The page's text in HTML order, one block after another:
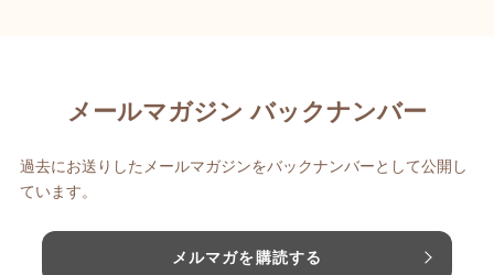
メールマガジン バックナンバー
過去にお送りしたメールマガジンをバックナンバーとして公開し
ています。
メルマガを購読する